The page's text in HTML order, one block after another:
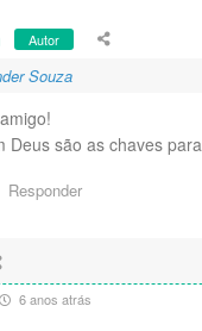
Autor
Souza
Deus são as chaves
Responder
6 anos atrás